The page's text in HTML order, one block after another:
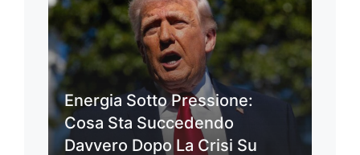
Energia Sotto Pressione:
Cosa Sta Succedendo
Davvero Dopo La Crisi Su